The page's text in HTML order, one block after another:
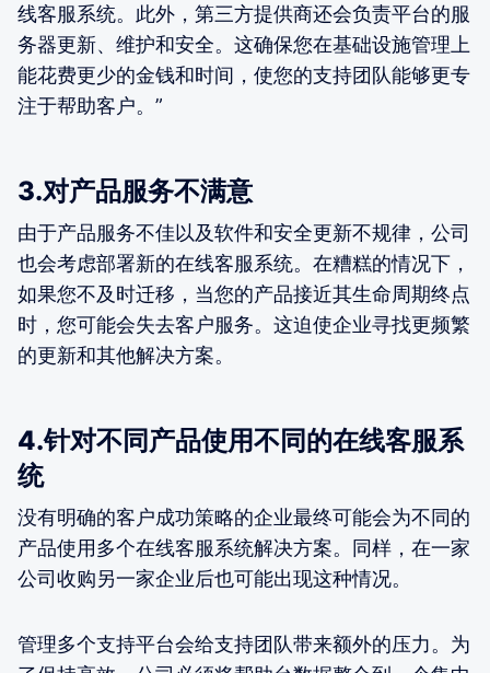
线客服系统。此外，第三方提供商还会负责平台的服
务器更新、维护和安全。这确保您在基础设施管理上
能花费更少的金钱和时间，使您的支持团队能够更专
注于帮助客户。”
3.对产品服务不满意
由于产品服务不佳以及软件和安全更新不规律，公司
也会考虑部署新的在线客服系统。在糟糕的情况下，
如果您不及时迁移，当您的产品接近其生命周期终点
时，您可能会失去客户服务。这迫使企业寻找更频繁
的更新和其他解决方案。
4.针对不同产品使用不同的在线客服系
统
没有明确的客户成功策略的企业最终可能会为不同的
产品使用多个在线客服系统解决方案。同样，在一家
公司收购另一家企业后也可能出现这种情况。
管理多个支持平台会给支持团队带来额外的压力。为